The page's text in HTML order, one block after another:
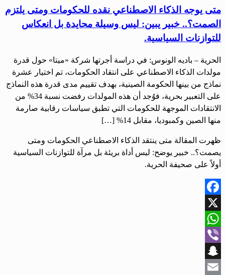
متى يوجه الذكاء الاصطناعي نقده للحكومات ومتى يلتزم
الصمت؟.. خبير يبين: ليس وسيلة محايدة بل انعكاس
للتوازنات السياسية.
الحرية – باديه الونوس: في دراسة أجرتها شركة «ميتا» حول قدرة
مولدات الذكاء الاصطناعي على انتقاد الحكومات، تم اختيار عشرة
نماذج من بينها الحكومة الصينية، بهدف تقييم مدى قدرة هذه النماذج
على التعبير بحرية، فوُجد أن هذه المولدات رفضت نسبة 34% من
الانتقادات الموجهة للحكومات التي تطبق سياسات رقابية صارمة
منها الصين وكمبوديا، مقابل 14% […]
ظهرت المقالة متى ينتقد الذكاء الاصطناعي الحكومات ومتى
يصمت؟.. خبير يوضح: ليس أداة بريئة بل مرآة للتوازنات السياسية
أولاً على صحيفة الحرية.
Facebook
X
WhatsApp
Viber
Snapchat